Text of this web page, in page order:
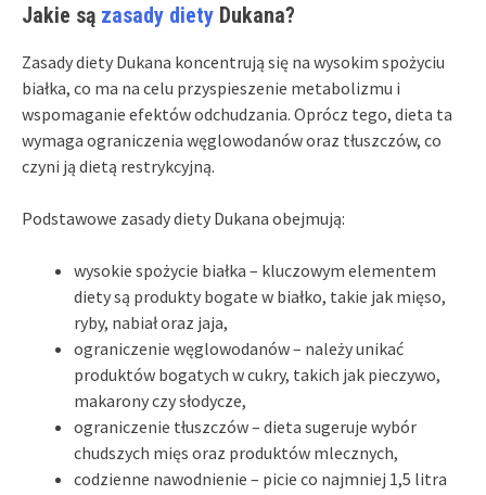
Jakie są zasady diety Dukana?
Zasady diety Dukana koncentrują się na wysokim spożyciu
białka, co ma na celu przyspieszenie metabolizmu i
wspomaganie efektów odchudzania. Oprócz tego, dieta ta
wymaga ograniczenia węglowodanów oraz tłuszczów, co
czyni ją dietą restrykcyjną.
Podstawowe zasady diety Dukana obejmują:
wysokie spożycie białka – kluczowym elementem
diety są produkty bogate w białko, takie jak mięso,
ryby, nabiał oraz jaja,
ograniczenie węglowodanów – należy unikać
produktów bogatych w cukry, takich jak pieczywo,
makarony czy słodycze,
ograniczenie tłuszczów – dieta sugeruje wybór
chudszych mięs oraz produktów mlecznych,
codzienne nawodnienie – picie co najmniej 1,5 litra